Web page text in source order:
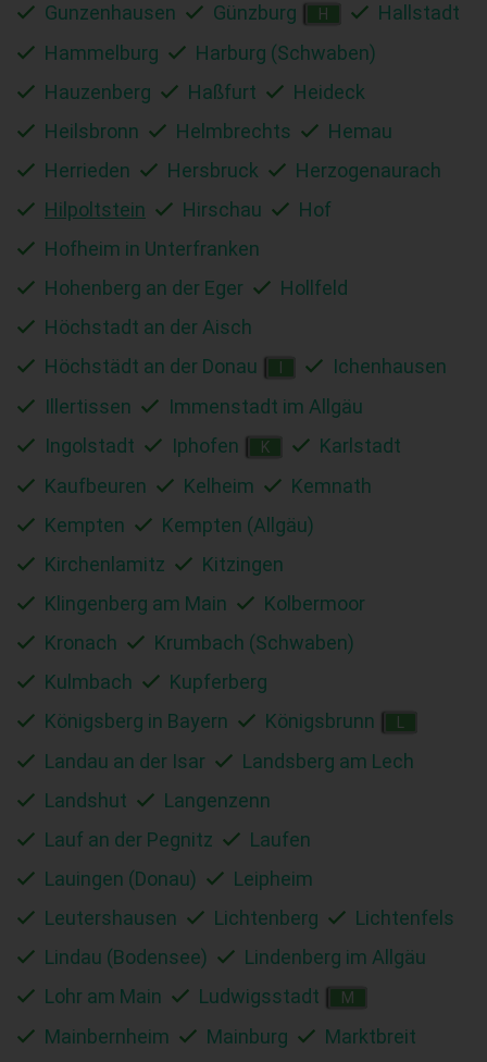
Gunzenhausen Günzburg H
Hallstadt
Hammelburg
Harburg (Schwaben)
Hauzenberg
Haßfurt
Heideck
Heilsbronn
Helmbrechts
Hemau
Herrieden
Hersbruck
Herzogenaurach
Hilpoltstein
Hirschau
Hof
Hofheim in Unterfranken
Hohenberg an der Eger
Hollfeld
Höchstadt an der Aisch
Höchstädt an der Donau
Ichenhausen
Illertissen
Immenstadt im Allgäu
Ingolstadt
Iphofen K
Karlstadt
Kaufbeuren
Kelheim
Kemnath
Kempten
Kempten (Allgäu)
Kirchenlamitz
Kitzingen
Klingenberg am Main
Kolbermoor
Kronach
Krumbach (Schwaben)
Kulmbach
Kupferberg
Königsberg in Bayern
Königsbrunn
Landau an der Isar
Landsberg am Lech
Landshut
Langenzenn
Lauf an der Pegnitz
Laufen
Lauingen (Donau)
Leipheim
Leutershausen
Lichtenberg
Lichtenfels
Lindau (Bodensee)
Lindenberg im Allgäu
Lohr am Main
Ludwigsstadt M
Mainbernheim Mainburg
Marktbreit